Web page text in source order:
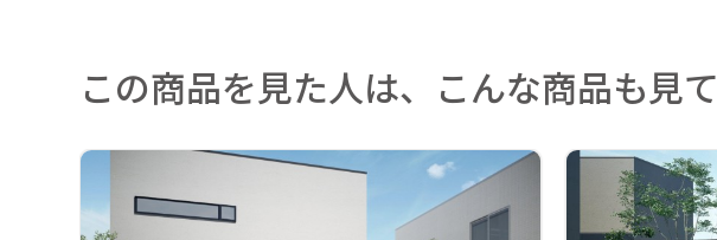
この商品を見た人は、こんな商品も見